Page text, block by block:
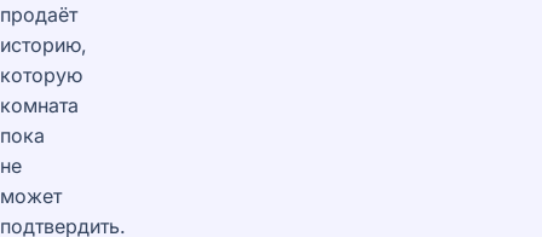
продаёт
историю,
которую
комната
пока
не
может
подтвердить.